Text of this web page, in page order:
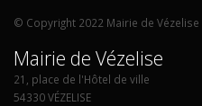
© Copyright 2022 Mairie de Vézelise
Mairie de Vézelise
21, place de l'Hôtel de ville
54330 VÉZELISE